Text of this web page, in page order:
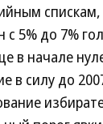
5% до 7%
в начале
в силу до